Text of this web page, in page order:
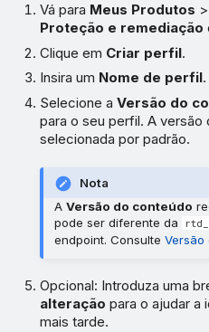
Vá para Meus Produtos >
Proteção e remediação
Clique em Criar perfil.
Insira um Nome de perfil.
Selecione aVersão do
para o seu perfil. A
selecionada por padrão.
Nota
AVersão do conteúdo
pode ser diferente da
endpoint. ConsulteVersão
Opcional: Introduza uma
alteração para o ajudar a
mais tarde.